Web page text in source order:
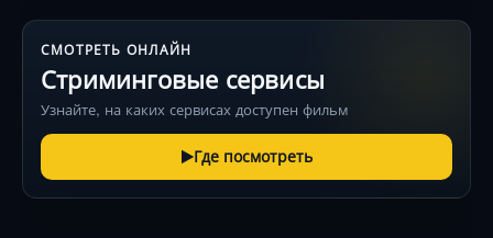
СМОТРЕТЬ ОНЛАЙН
Стриминговые сервисы
Узнайте, на каких сервисах доступен фильм
Где посмотреть